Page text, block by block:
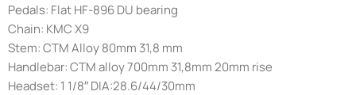
Pedals: Flat HF-896 DU bearing
Chain: KMC X9
Stem: CTM Alloy 80mm 31,8 mm
Handlebar: CTM alloy 700mm 31,8mm 20mm rise
Headset: 1 1/8″ DIA:28.6/44/30mm